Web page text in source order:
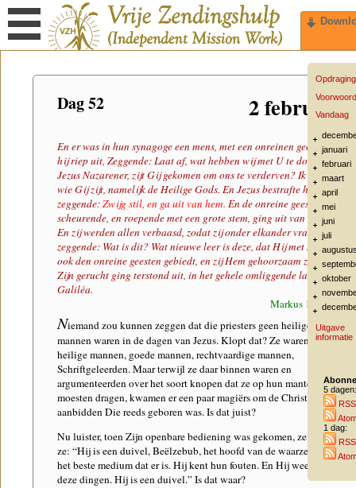
Opdraging
Voorwoord
Vandaag
januari
februari
maart
april
mei
juni
juli
oktober
Uitgave
informatie
5 dagen:
RSS
1 dag:
RSS
2 februari
Dag 52
En er was in hun synagoge een mens, met een onreinen geest, en
hij riep uit, Zeggende: Laat af, wat hebben wij met U te doen, Gij
Jezus Nazarener, zijt Gij gekomen om ons te verderven? Ik ken U,
wie Gij zijt, namelijk de Heilige Gods. En Jezus bestrafte hem,
zeggende:Zwijg stil, en ga uit van hem. En de onreine geest, hem
scheurende, en roepende met een grote stem, ging uit van hem.
En zij werden allen verbaasd, zodat zij onder elkander vraagden,
zeggende: Wat is dit? Wat nieuwe leer is deze, dat Hij met macht
ook den onreine geesten gebiedt, en zij Hem gehoorzaam zijn! En
Zijn gerucht ging terstond uit, in het gehele omliggende land van
Galiléa.
Markus 1:23-28
Niemand zou kunnen zeggen dat die priesters geen heilige
mannen waren in de dagen van Jezus. Klopt dat? Ze waren
heilige mannen, goede mannen, rechtvaardige mannen,
Schriftgeleerden. Maar terwijl ze daar binnen waren en
argumenteerden over het soort knopen dat ze op hun mantels
moesten dragen, kwamen er een paar magiërs om de Christus te
aanbidden Die reeds geboren was. Is dat juist?
Nu luister, toen Zijn openbare bediening was gekomen, zeiden
ze: “Hij is een duivel, Beëlzebub, het hoofd van de waarzeggers,
het beste medium dat er is. Hij kent hun fouten. En Hij weet al
deze dingen. Hij is een duivel.” Is dat waar?